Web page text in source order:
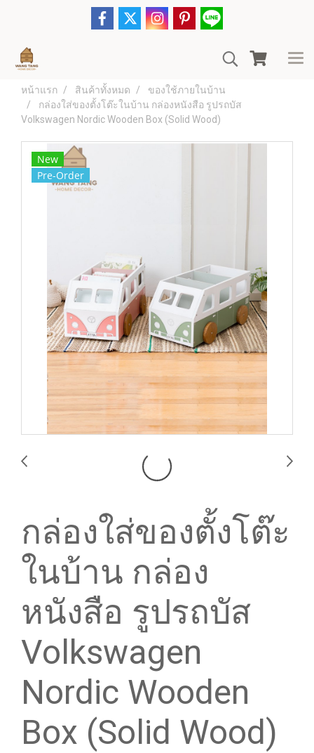
หน้าแรก สินค้าทั้งหมด
ของใช้ภายในบ้าน
กล่องใส่ของตั้งโต๊ะในบ้าน กล่องหนังสือ รูปรถบัส
Volkswagen Nordic Wooden Box (Solid Wood)
New
Pre-Order
กล่องใส่ของตั้งโต๊ะ
ในบ้าน กล่อง
หนังสือ รูปรถบัส
Volkswagen
Nordic Wooden
Box (Solid Wood)